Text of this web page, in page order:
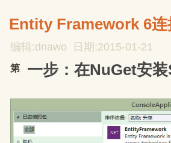
Entity Framework 6
编辑:dnawo 日期:2015-01-21
第 一步：在NuGet安